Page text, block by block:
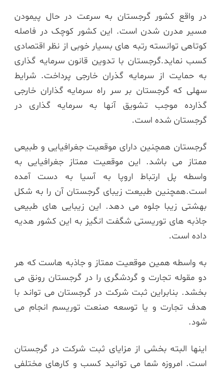
در واقع کشور گرجستان به سرعت در حال پیمودن
مسیر مدرن شدن است. این کشور کوچک در فاصله
کوتاهی توانسته رتبه های بسیار خوبی از نظر اقتصادی
کسب نماید.گرجستان با تدوین قانون سرمایه گذاری
به حمایت از سرمایه گذران خارجی پرداخت. شرایط
سهلی که گرجستان بر سر راه سرمایه گذاران خارجی
گذارده موجب تشویق آنها به سرمایه گذاری در
گرجستان شده است.
گرجستان همچنین دارای موقعیت جغرافیایی و طبیعی
ممتاز می باشد. این موقعیت ممتاز جغرافیایی به
واسطه پل ارتباط اروپا به آسیا به دست آمده
است.همچنین طبیعت زیبای گرجستان آن را به شکل
بهشتی زیبا جلوه می دهد. این زیبایی های طبیعی
جاذبه های توریستی شگفت انگیز به این کشور هدیه
داده است.
به واسطه همین موقعیت ممتاز و جاذبه هاست که هر
دو مقوله تجارت و گردشگری را در گرجستان رونق می
بخشد. بنابراین ثبت شرکت در گرجستان می تواند با
هدف تجارت و یا توسعه صنعت توریسم انجام می
شود.
اینها البته بخشی از مزایای ثبت شرکت در گرجستان
است. امروزه شما می توانید کسب و کارهای مختلفی